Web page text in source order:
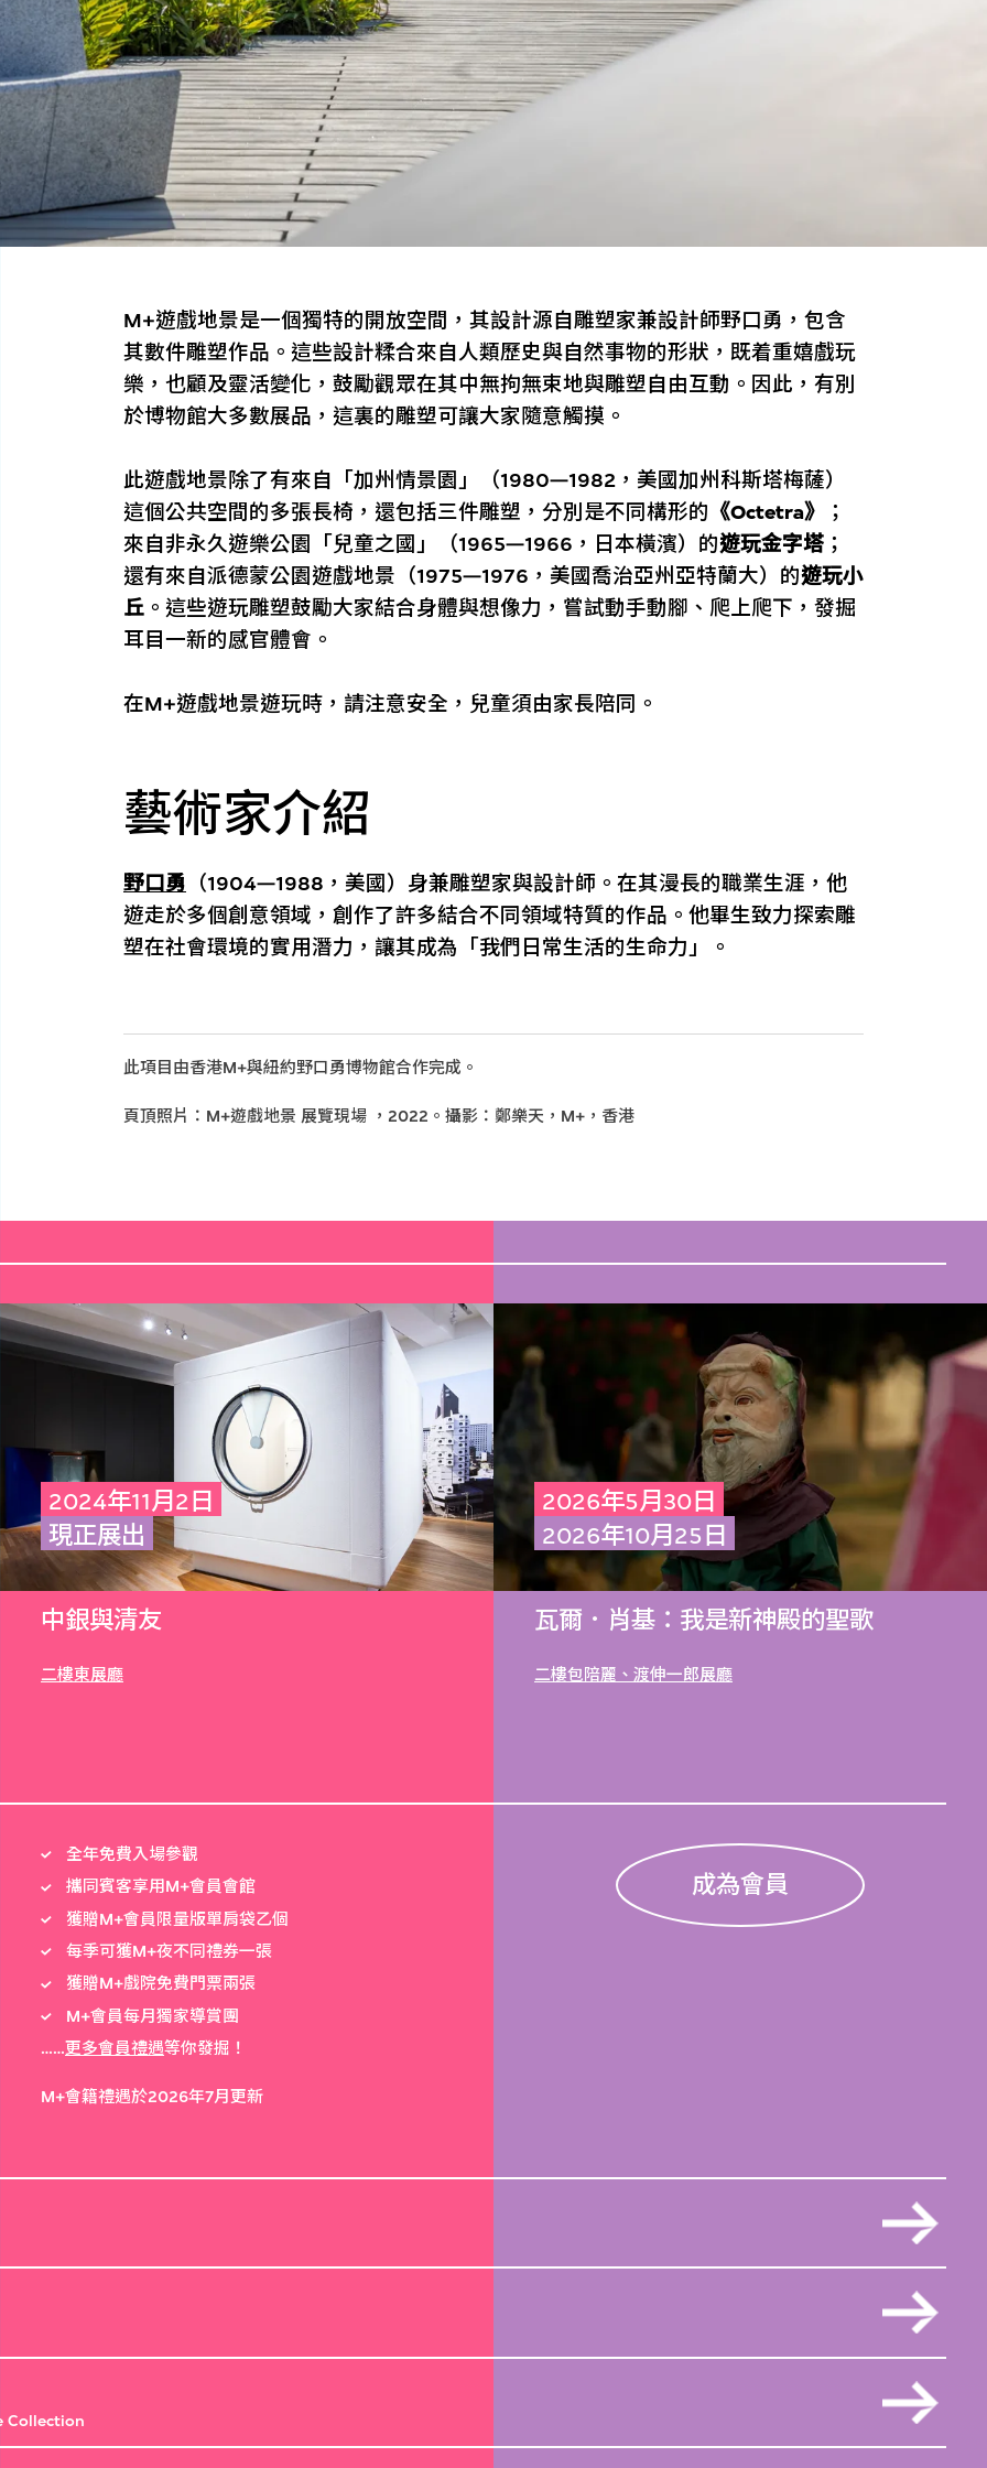
M+遊戲地景是一個獨特的開放空間，其設計源自雕塑家兼設計師野口勇，包含
其數件雕塑作品。這些設計糅合來自人類歷史與自然事物的形狀，既着重嬉戲玩
樂，也顧及靈活變化，鼓勵觀眾在其中無拘無束地與雕塑自由互動。因此，有別
於博物館大多數展品，這裏的雕塑可讓大家隨意觸摸。
此遊戲地景除了有來自「加州情景園」（1980—1982，美國加州科斯塔梅薩）
這個公共空間的多張長椅，還包括三件雕塑，分別是不同構形的 《Octetra》
；
來自非永久遊樂公園「兒童之國」（1965—1966，日本橫濱）的遊玩金字塔 ；
還有來自派德蒙公園遊戲地景（1975—1976，美國喬治亞州亞特蘭大）的遊玩小
丘 。這些遊玩雕塑鼓勵大家結合身體與想像力，嘗試動手動腳、爬上爬下，發掘
耳目一新的感官體會。
在M+遊戲地景遊玩時，請注意安全，兒童須由家長陪同。
藝術家介紹
野口勇 （1904—1988，美國）身兼雕塑家與設計師。在其漫長的職業生涯，他
遊走於多個創意領域，創作了許多結合不同領域特質的作品。他畢生致力探索雕
塑在社會環境的實用潛力，讓其成為「我們日常生活的生命力」。
此項目由香港M+與紐約野口勇博物館合作完成。
頁頂照片：M+遊戲地景 展覽現場 ，2022。攝影：鄭樂天，M+，香港
2024年11月2日
現正展出
中銀與清友
二樓東展廳
2026年5月30日
2026年10月25日
瓦爾．肖基：我是新神殿的聖歌
二樓包陪麗、渡伸一郎展廳
全年免費入場參觀
攜同賓客享用M+會員會館
獲贈M+會員限量版單肩袋乙個
每季可獲M+夜不同禮券一張
獲贈M+戲院免費門票兩張
M+會員每月獨家導賞團
……更多會員禮遇等你發掘！
M+會籍禮遇於2026年7月更新
成為會員
Collection